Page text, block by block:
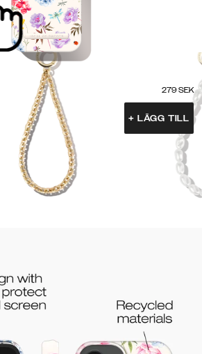
279 SEK
+ LÄGG TILL